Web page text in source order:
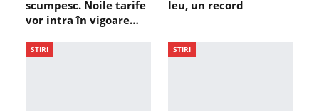
scumpesc. Noile tarife
vor intra în vigoare…
leu, un record
STIRI STIRI